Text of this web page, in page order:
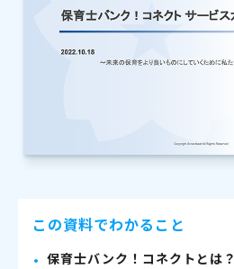
この資料でわかること
保育士バンク！コネクトとは？